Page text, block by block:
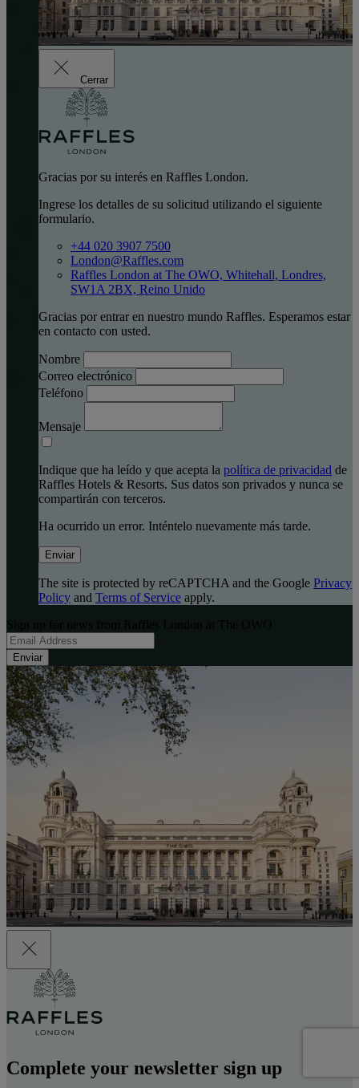
Cerrar
Gracias por su interés en Raffles London.
Ingrese los detalles de su solicitud utilizando el siguiente
formulario.
+44 020 3907 7500
London@Raffles.com
Raffles London at The OWO, Whitehall, Londres,
SW1A 2BX, Reino Unido
Gracias por entrar en nuestro mundo Raffles. Esperamos estar
en contacto con usted.
Nombre
Correo electrónico
Teléfono
Mensaje
Indique que ha leído y que acepta la política de privacidad de
Raffles Hotels & Resorts. Sus datos son privados y nunca se
compartirán con terceros.
Ha ocurrido un error. Inténtelo nuevamente más tarde.
Enviar
The site is protected by reCAPTCHA and the Google Privacy
Policy and Terms of Service apply.
Enviar
Complete your newsletter sign up